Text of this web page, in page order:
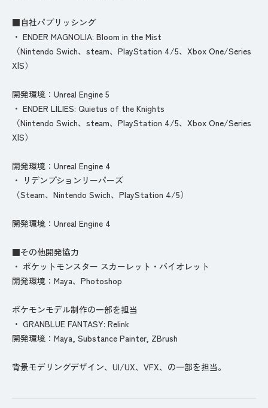
■自社パブリッシング
・ ENDER MAGNOLIA: Bloom in the Mist
（Nintendo Swich、steam、PlayStation 4/5、Xbox One/Series
X|S）
開発環境：Unreal Engine 5
・ ENDER LILIES: Quietus of the Knights
（Nintendo Swich、steam、PlayStation 4/5、Xbox One/Series
X|S）
開発環境：Unreal Engine 4
・ リデンプションリーパーズ
（Steam、Nintendo Swich、PlayStation 4/5）
開発環境：Unreal Engine 4
■その他開発協力
・ ポケットモンスター スカーレット・バイオレット
開発環境：Maya、Photoshop
ポケモンモデル制作の一部を担当
・ GRANBLUE FANTASY: Relink
開発環境：Maya, Substance Painter, ZBrush
背景モデリングデザイン、UI/UX、VFX、の一部を担当。